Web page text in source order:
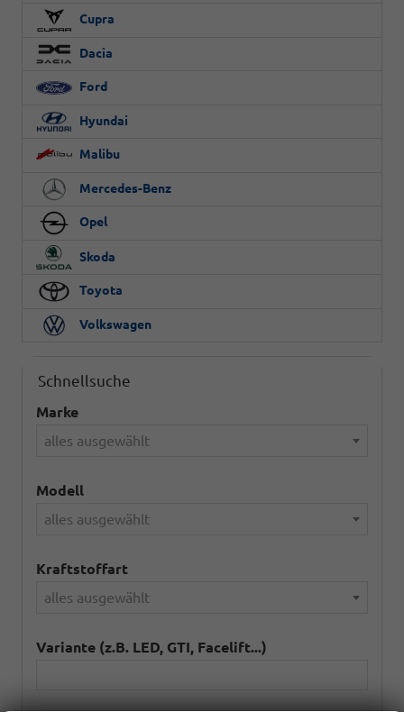
Cupra
Dacia
Ford
Hyundai
Malibu
Mercedes-Benz
Opel
Skoda
Toyota
Volkswagen
Schnellsuche
Marke
alles ausgewählt
Modell
alles ausgewählt
Kraftstoffart
alles ausgewählt
Variante (z.B. LED, GTI, Facelift...)